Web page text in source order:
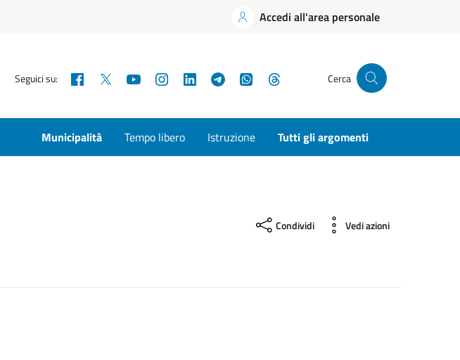
Accedi all'area personale
Seguici su: Facebook YouTubeInstagramLinkedInTelegramWhatsApp Cerca
Municipalità Tempo libero Istruzione Tutti gli argomenti
Condividi Vedi azioni